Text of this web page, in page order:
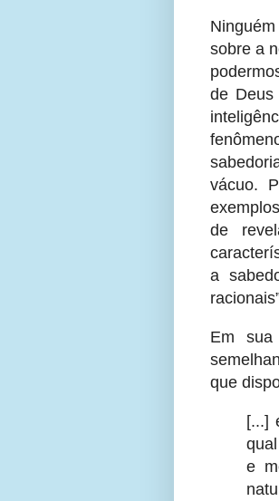
sobre a
de Deus
vácuo.
de
a
Em sua
que
[...]
e